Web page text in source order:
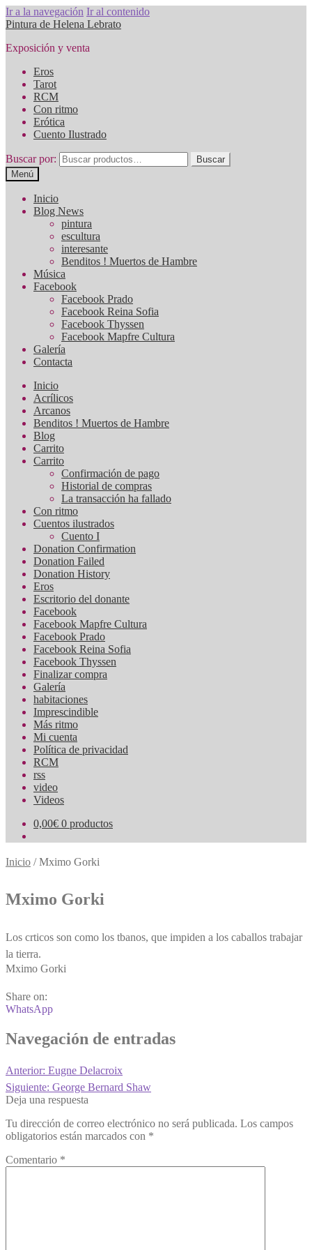
Ir a la navegación Ir al contenido
Pintura de Helena Lebrato
Exposición y venta
Eros
Tarot
RCM
Con ritmo
Erótica
Cuento Ilustrado
Buscar por:
Buscar
Menú
Inicio
Blog News
pintura
escultura
interesante
Benditos ! Muertos de Hambre
Música
Facebook
Facebook Prado
Facebook Reina Sofia
Facebook Thyssen
Facebook Mapfre Cultura
Galería
Contacta
Inicio
Acrílicos
Arcanos
Benditos ! Muertos de Hambre
Blog
Carrito
Carrito
Confirmación de pago
Historial de compras
La transacción ha fallado
Con ritmo
Cuentos ilustrados
Cuento I
Donation Confirmation
Donation Failed
Donation History
Eros
Escritorio del donante
Facebook
Facebook Mapfre Cultura
Facebook Prado
Facebook Reina Sofia
Facebook Thyssen
Finalizar compra
Galería
habitaciones
Imprescindible
Más ritmo
Mi cuenta
Política de privacidad
RCM
rss
video
Videos
0,00€ 0 productos
Inicio /Mximo Gorki
Mximo Gorki
Los crticos son como los tbanos, que impiden a los caballos trabajar
la tierra.
Mximo Gorki
Share on:
WhatsApp
Navegación de entradas
Anterior: Eugne Delacroix
Siguiente: George Bernard Shaw
Deja una respuesta
Tu dirección de correo electrónico no será publicada. Los campos
obligatorios están marcados con *
Comentario *